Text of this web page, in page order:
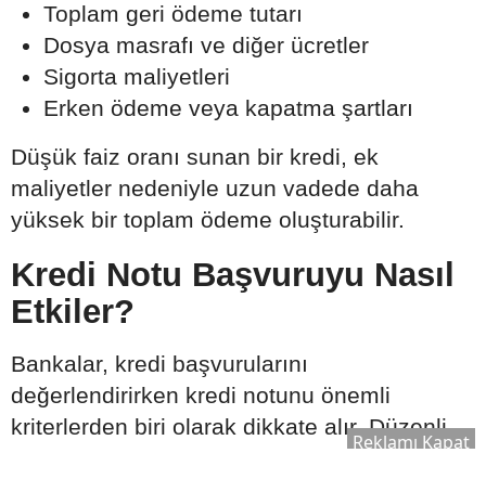
Toplam geri ödeme tutarı
Dosya masrafı ve diğer ücretler
Sigorta maliyetleri
Erken ödeme veya kapatma şartları
Düşük faiz oranı sunan bir kredi, ek
maliyetler nedeniyle uzun vadede daha
yüksek bir toplam ödeme oluşturabilir.
Kredi Notu Başvuruyu Nasıl
Etkiler?
Bankalar, kredi başvurularını
değerlendirirken kredi notunu önemli
kriterlerden biri olarak dikkate alır. Düzenli
Reklamı Kapat